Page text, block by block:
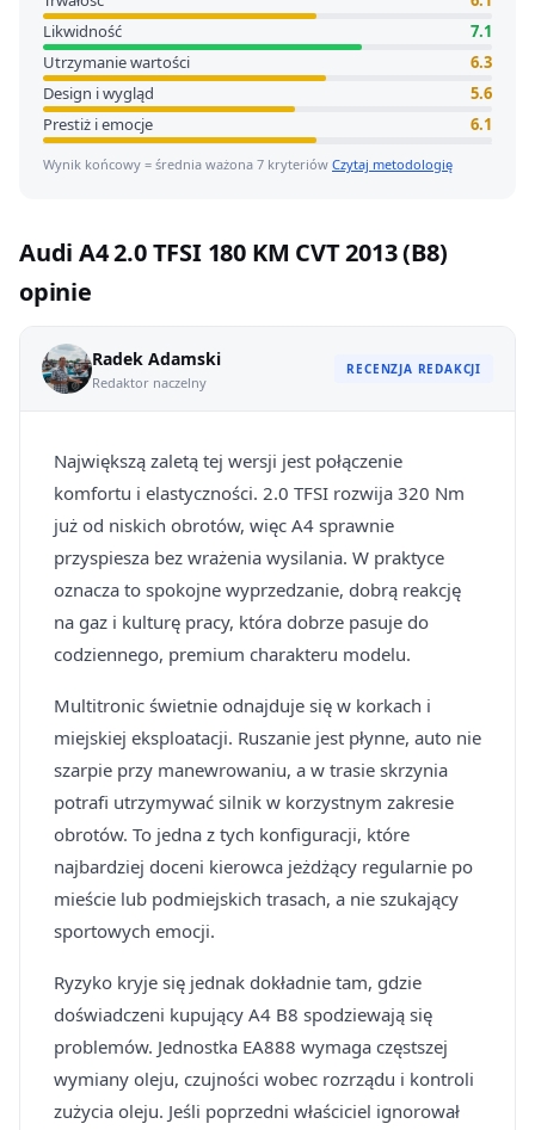
Likwidność
7.1
Utrzymanie wartości
6.3
Design i wygląd
5.6
Prestiż i emocje
6.1
Wynik końcowy = średnia ważona 7 kryteriów Czytaj metodologię
Audi A4 2.0 TFSI 180 KM CVT 2013 (B8)
opinie
Radek Adamski
Redaktor naczelny
RECENZJA REDAKCJI
Największą zaletą tej wersji jest połączenie
komfortu i elastyczności. 2.0 TFSI rozwija 320 Nm
już od niskich obrotów, więc A4 sprawnie
przyspiesza bez wrażenia wysilania. W praktyce
oznacza to spokojne wyprzedzanie, dobrą reakcję
na gaz i kulturę pracy, która dobrze pasuje do
codziennego, premium charakteru modelu.
Multitronic świetnie odnajduje się w korkach i
miejskiej eksploatacji. Ruszanie jest płynne, auto nie
szarpie przy manewrowaniu, a w trasie skrzynia
potrafi utrzymywać silnik w korzystnym zakresie
obrotów. To jedna z tych konfiguracji, które
najbardziej doceni kierowca jeżdżący regularnie po
mieście lub podmiejskich trasach, a nie szukający
sportowych emocji.
Ryzyko kryje się jednak dokładnie tam, gdzie
doświadczeni kupujący A4 B8 spodziewają się
problemów. Jednostka EA888 wymaga częstszej
wymiany oleju, czujności wobec rozrządu i kontroli
zużycia oleju. Jeśli poprzedni właściciel ignorował